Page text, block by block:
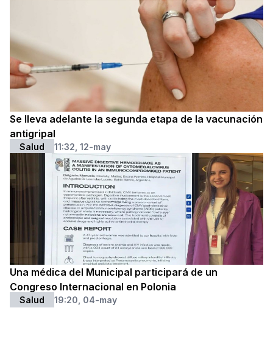
Se lleva adelante la segunda etapa de la vacunación
antigripal
Salud 11:32, 12-may
Una médica del Municipal participará de un
Congreso Internacional en Polonia
Salud 19:20, 04-may